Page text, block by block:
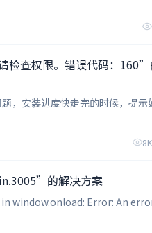
检查权限。错误代码：
，安装进度快走完的时候，提示
的解决方案
in window.onload: Error: An